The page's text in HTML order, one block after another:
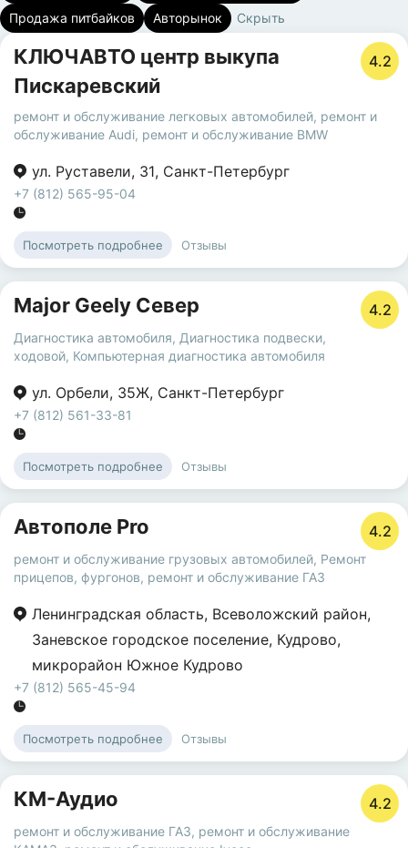
Продажа питбайков
Авторынок Скрыть
КЛЮЧАВТО центр выкупа
Пискаревский
4.2
ремонт и обслуживание легковых автомобилей, ремонт и
обслуживание Audi, ремонт и обслуживание BMW
ул. Руставели, 31, Санкт-Петербург
+7 (812) 565-95-04
Посмотреть подробнее Отзывы
Major Geely Север 4.2
Диагностика автомобиля, Диагностика подвески,
ходовой, Компьютерная диагностика автомобиля
ул. Орбели, 35Ж, Санкт-Петербург
+7 (812) 561-33-81
Посмотреть подробнее Отзывы
Автополе Pro 4.2
ремонт и обслуживание грузовых автомобилей, Ремонт
прицепов, фургонов, ремонт и обслуживание ГАЗ
Ленинградская область, Всеволожский район,
Заневское городское поселение, Кудрово,
микрорайон Южное Кудрово
+7 (812) 565-45-94
Посмотреть подробнее Отзывы
КМ-Аудио 4.2
ремонт и обслуживание ГАЗ, ремонт и обслуживание